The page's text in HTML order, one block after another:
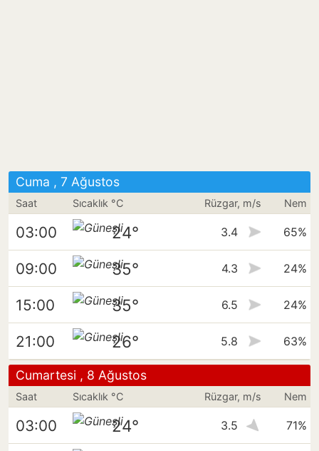
Cuma , 7 Ağustos
Saat Sıcaklık °C Rüzgar, m/s Nem
03:00 24° 3.4 65%
09:00 35° 4.3 24%
15:00 35° 6.5 24%
21:00 26° 5.8 63%
Cumartesi , 8 Ağustos
Saat Sıcaklık °C Rüzgar, m/s Nem
03:00 24° 3.5 71%